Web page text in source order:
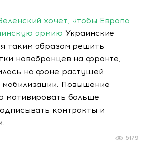
хочет, чтобы Европа
армию Украинские
таким образом решить
новобранцев на фронте,
на фоне растущей
мобилизации. Повышение
мотивировать больше
контракты и
5179